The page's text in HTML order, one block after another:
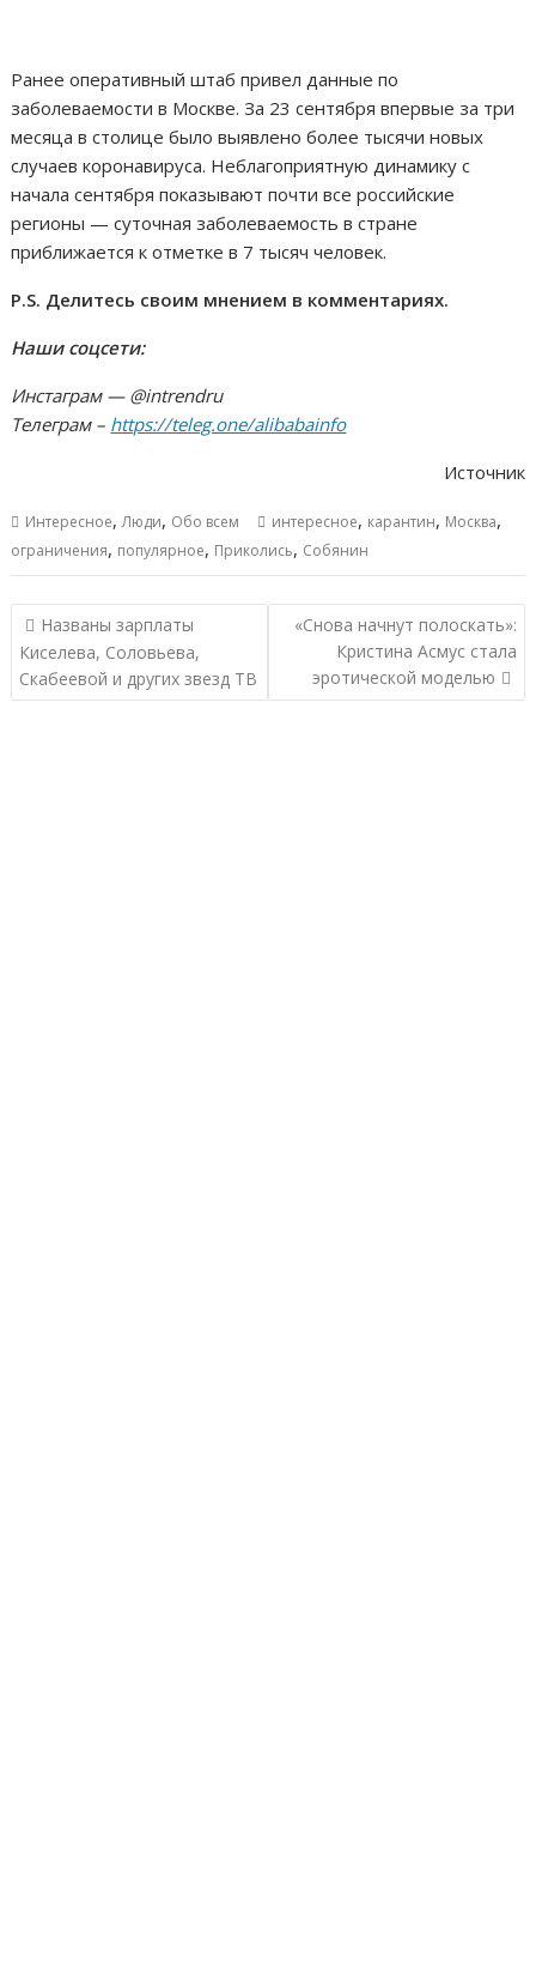
Ранее оперативный штаб привел данные по
заболеваемости в Москве. За 23 сентября впервые за три
месяца в столице было выявлено более тысячи новых
случаев коронавируса. Неблагоприятную динамику с
начала сентября показывают почти все российские
регионы — суточная заболеваемость в стране
приближается к отметке в 7 тысяч человек.
P.S. Делитесь своим мнением в комментариях.
Наши соцсети:
Инстаграм — @intrendru
Телеграм – https://teleg.one/alibabainfo
Источник
Интересное,Люди, Обо всем интересное, карантин, Москва,
ограничения, популярное, Приколись, Собянин
Навигация
по
записям
Названы зарплаты
Киселева, Соловьева,
Скабеевой и других звезд ТВ
«Снова начнут полоскать»:
Кристина Асмус стала
эротической моделью